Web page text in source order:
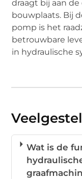
draagt bij aan
bouwplaats. Bij
pomp is het
betrouwbare
in hydraulische
Wat is de